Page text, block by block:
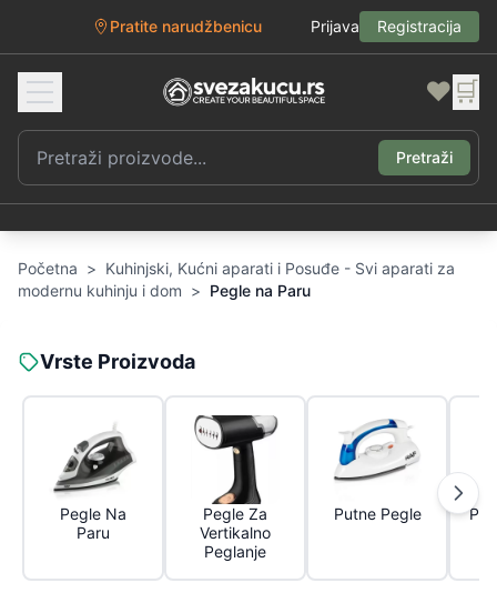
Pratite narudžbenicu Prijava Registracija
❤️ 🛒
Pretraži
Početna > Kuhinjski, Kućni aparati i Posuđe - Svi aparati za
modernu kuhinju i dom > Pegle na Paru
Vrste Proizvoda
Pegle Na
Paru
Pegle Za
Vertikalno
Peglanje
Putne Pegle